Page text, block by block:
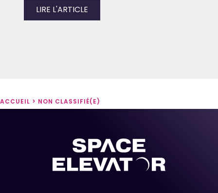
LIRE L'ARTICLE
ACCUEIL > NON CLASSIFIÉ(E)